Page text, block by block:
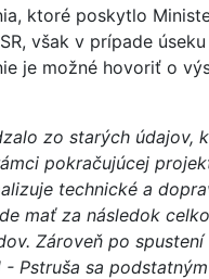
ktoré poskytlo
však v prípade úseku
je možné hovoriť o
zo starých údajov,
pokračujúcej
technické a
mať za následok
Zároveň po spustení
Pstruša sa